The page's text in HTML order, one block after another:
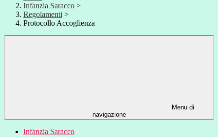
Infanzia Saracco >
Regolamenti >
Protocollo Accoglienza
Menu di
navigazione
Infanzia Saracco